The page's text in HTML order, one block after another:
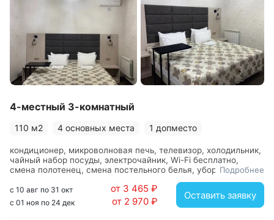
расслабиться гости могут в хаммаме или в массажном
4-местный 3-комнатный
110 м2 4 основных места 1 допместо
кондиционер, микроволновая печь, телевизор, холодильник,
чайный набор посуды, электрочайник, Wi-Fi бесплатно,
смена полотенец, смена постельного белья, уборка номера,
прикроватные тумбочки, стол, стулья, шкаф, с душем,
туалетные принадлежности, фен
Подробнее
с 10 авг по 31 окт от 3 465 ₽
с 01 ноя по 24 дек от 2 970 ₽
Оставить заявку